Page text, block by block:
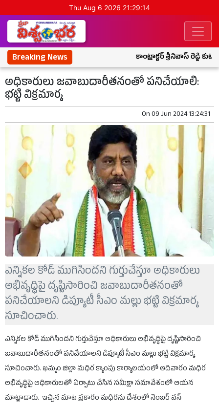
Thu Aug 6 2026 21:29:14
Breaking News కాంట్రాక్టర్ శ్రీనివాస్ రెడ్డి
అధికారులు జవాబుదారీతనంతో పనిచేయాలి:
భట్టి విక్రమార్క
On09 Jun 2024 13:24:31
ఎన్నికల కోడ్ ముగిసిందని గుర్తుచేస్తూ అధికారులు
అభివృద్ధిపై దృష్టిసారించి జవాబుదారీతనంతో
పనిచేయాలని డిప్యూటీ సీఎం మల్లు భట్టి విక్రమార్క
సూచించారు.
ఎన్నికల కోడ్ ముగిసిందని గుర్తుచేస్తూ అధికారులు అభివృద్ధిపై దృష్టిసారించి
జవాబుదారీతనంతో పనిచేయాలని డిప్యూటీ సీఎం మల్లు భట్టి విక్రమార్క
సూచించారు. ఖమ్మం జిల్లా మధిర క్యాంపు కార్యాలయంలో ఆదివారం మధిర
అభివృద్ధిపై అధికారులతో ఏర్పాటు చేసిన సమీక్షా సమావేశంలో ఆయన
మాట్లాడారు. ఇచ్చిన మాట ప్రకారం మధిరను దేశంలో నెంబర్ వన్‌